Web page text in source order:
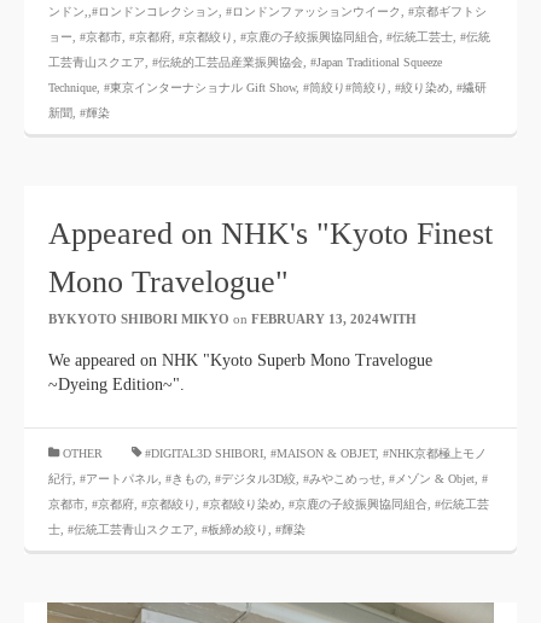
ンドン,
,#ロンドンコレクション #ロンドンファッションウイーク
#京都ギフトシ
ョー
#京都市 #京都府 #京都絞り #京鹿の子絞振興協同組合 #伝統工芸士 #伝統
工芸青山スクエア
#伝統的工芸品産業振興協会 #Japan Traditional Squeeze
Technique #東京インターナショナル Gift Show, #筒絞り#筒絞り #絞り染め #繊研
新聞
#輝染
Appeared on NHK's "Kyoto Finest
Mono Travelogue"
BYKYOTO SHIBORI MIKYO on FEBRUARY 13, 2024WITH
We appeared on NHK "Kyoto Superb Mono Travelogue
~Dyeing Edition~".
OTHER #DIGITAL3D SHIBORI #MAISON & OBJET, #NHK京都極上モノ
紀行 #アートパネル #きもの #デジタル3D絞 #みやこめっせ #メゾン & Objet #
京都市 #京都府 #京都絞り #京都絞り染め #京鹿の子絞振興協同組合
#伝統工芸
士 #伝統工芸青山スクエア #板締め絞り #輝染